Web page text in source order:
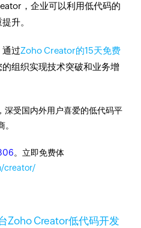
，企业可以利用低代码的
升。
通过Zoho Creator的15天免费
组织实现技术突破和业务增
，深受国内外用户喜爱的低代码平
。立即免费体
creator/
Zoho Creator低代码开发